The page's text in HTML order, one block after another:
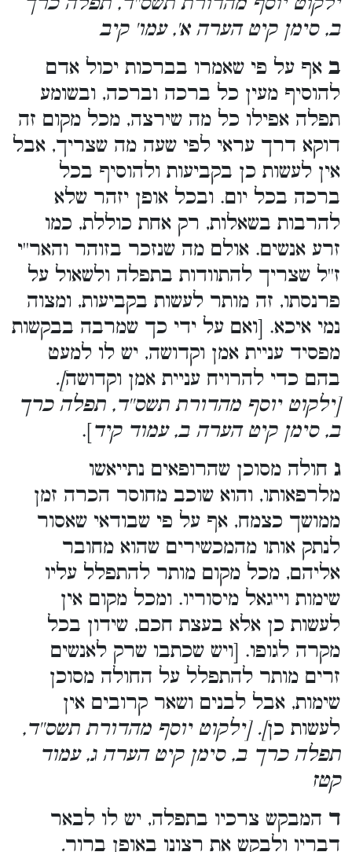
ב, סימן קיט הערה א', עמו' קיב
ב אף על פי שאמרו בברכות יכול אדם
להוסיף מעין כל ברכה וברכה, ובשומע
תפלה אפילו כל מה שירצה, מכל מקום זה
דוקא דרך עראי לפי שעה מה שצריך, אבל
אין לעשות כן בקביעות ולהוסיף בכל
ברכה בכל יום. ובכל אופן יזהר שלא
להרבות בשאלות, רק אחת כוללת, כמו
זרע אנשים. אולם מה שנזכר בזוהר והאר''י
ז''ל שצריך להתוודות בתפלה ולשאול על
פרנסתו, זה מותר לעשות בקביעות, ומצוה
נמי איכא. [ואם על ידי כך שמרבה בבקשות
מפסיד עניית אמן וקדושה, יש לו למעט
בהם כדי להרויח עניית אמן וקדושה].
[ילקוט יוסף מהדורת תשס''ד, תפלה כרך
ב, סימן קיט הערה ב, עמוד קיד].
ג חולה מסוכן שהרופאים נתייאשו
מלרפאותו, והוא שוכב מחוסר הכרה זמן
ממושך כצמח, אף על פי שבודאי שאסור
לנתק אותו מהמכשירים שהוא מחובר
אליהם, מכל מקום מותר להתפלל עליו
שימות וייגאל מיסוריו. ומכל מקום אין
לעשות כן אלא בעצת חכם, שידון בכל
מקרה לגופו. [ויש שכתבו שרק לאנשים
זרים מותר להתפלל על החולה מסוכן
שימות, אבל לבנים ושאר קרובים אין
לעשות כן]. [ילקוט יוסף מהדורת תשס''ד,
תפלה כרך ב, סימן קיט הערה ג, עמוד
קטז
ד המבקש צרכיו בתפלה, יש לו לבאר
דבריו ולבקש את רצונו באופן ברור.